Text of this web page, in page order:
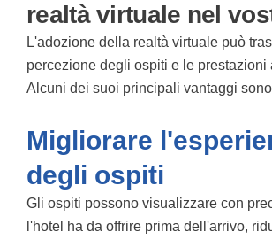
realtà virtuale nel
L'adozione della realtà virtuale può
percezione degli ospiti e le prestazioni
Alcuni dei suoi principali vantaggi
Migliorare
degli ospiti
Gli ospiti possono visualizzare con
l'hotel ha da offrire prima dell'arrivo,